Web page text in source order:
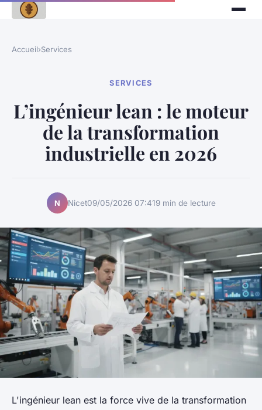
Accueil›Services
SERVICES
L’ingénieur lean : le moteur
de la transformation
industrielle en 2026
N Nicet09/05/2026 07:419 min de lecture
L'ingénieur lean est la force vive de la transformation